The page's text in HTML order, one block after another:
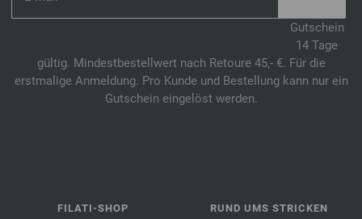
Gutschein
14 Tage
gültig. Mindestbestellwert nach Retoure 45,- €. Für die
erstmalige Anmeldung. Pro Kunde und Bestellung kann nur ein
Gutschein eingelöst werden.
FILATI-SHOP RUND UMS STRICKEN